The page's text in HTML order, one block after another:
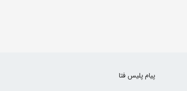
پیام پلیس فتا